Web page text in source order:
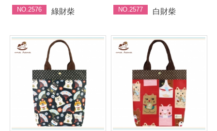
NO.2576 綠財柴 NO.2577 白財柴